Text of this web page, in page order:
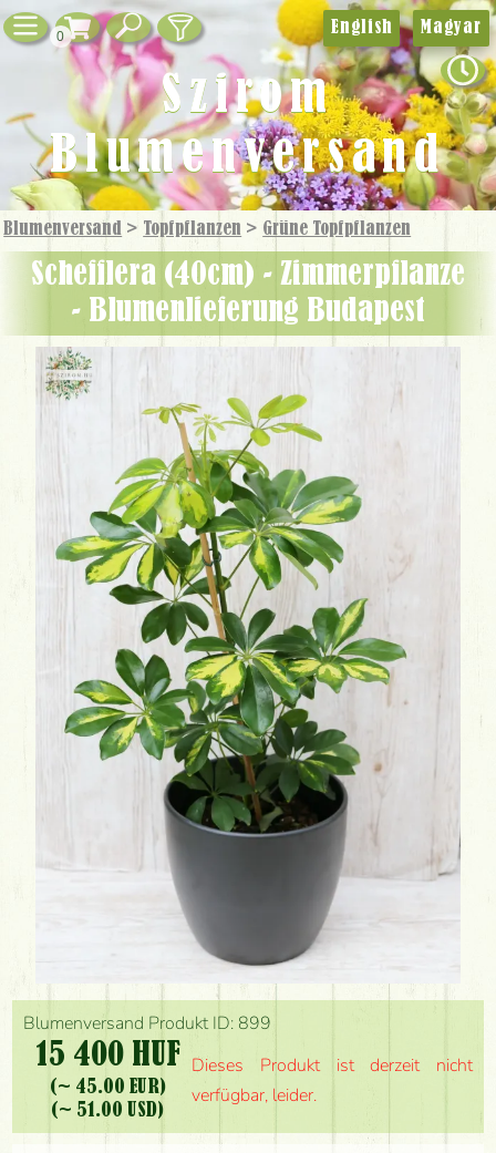
0
Blumenversand > Topfpflanzen > Grüne Topf­pflanzen
Schefflera (40cm) - Zimmerpflanze
- Blumenlieferung Budapest
Blumenversand Produkt ID: 899
15 400 HUF
(~ 45.00 EUR)
(~ 51.00 USD)
Dieses Produkt ist derzeit nicht
verfügbar, leider.
English Magyar
Szirom
Blumenversand